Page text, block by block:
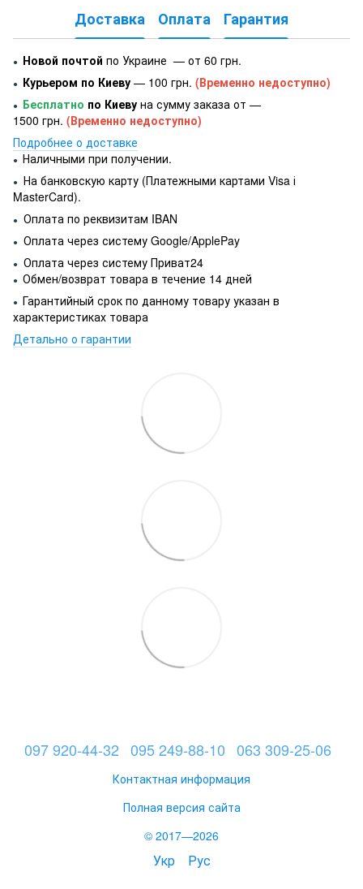
Доставка Оплата Гарантия
● Новой почтой по Украине — от 60 грн.
● Курьером по Киеву — 100 грн. (Временно недоступно)
● Бесплатно по Киеву на сумму заказа от —
1500 грн. (Временно недоступно)
Подробнее о доставке
● Наличными при получении.
● На банковскую карту (Платежными картами Visa і
MasterCard).
● Оплата по реквизитам IBAN
● Оплата через систему Google/ApplePay
● Оплата через систему Приват24
● Обмен/возврат товара в течение 14 дней
● Гарантийный срок по данному товару указан в
характеристиках товара
Детально о гарантии
097 920-44-32 095 249-88-10 063 309-25-06
Контактная информация
Полная версия сайта
© 2017—2026
Укр Рус